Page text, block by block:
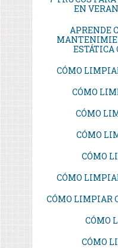
EN
APRENDE
ESTÁTICA
CÓMO
CÓMO
CÓMO
CÓMO
CÓMO
CÓMO
CÓMO LIMPIAR
CÓMO
CÓMO